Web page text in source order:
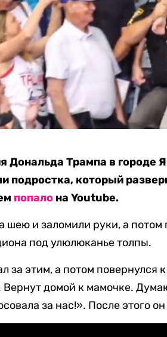
Дональда Трампа в городе
подростка, который
попало на Youtube.
шею и заломили руки, а
под улюлюканье толпы.
за этим, а потом повернулся
домой к мамочке.
за нас!». После этого